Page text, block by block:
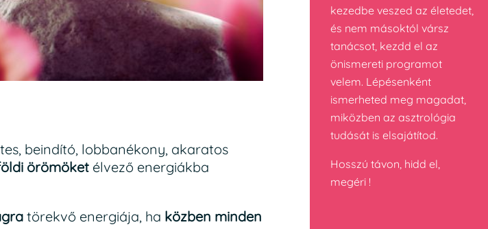
beindító, lobbanékony, akaratos
örömöket élvező energiákba
törekvő energiája, ha közben minden
kezedbe veszed az életedet,
és nem másoktól vársz
tanácsot, kezdd el az
önismereti programot
velem. Lépésenként
ismerheted meg magadat,
miközben az asztrológia
tudását is elsajátítod.
Hosszú távon, hidd el,
megéri !